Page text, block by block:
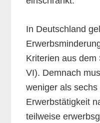
In Deutschland
Kriterien aus dem
VI). Demnach
weniger als
Erwerbstätigkeit
teilweise